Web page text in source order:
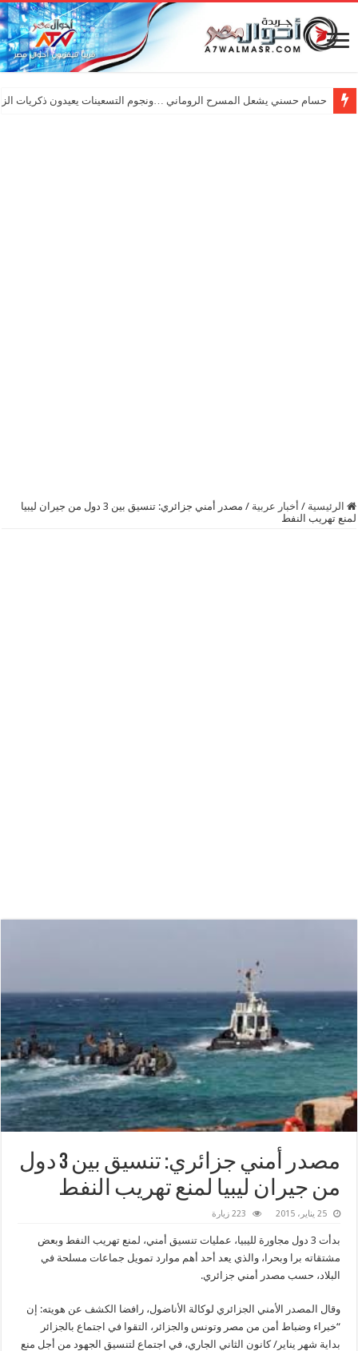
حسام حسني يشعل المسرح الروماني …ونجوم التسعينات يعيدون ذكريات
الرئيسية / أخبار عربية /
مصدر أمني جزائري: تنسيق بين 3 دول من جيران ليبيا
لمنع تهريب النفط
مصدر أمني جزائري: تنسيق بين 3 دول
من جيران ليبيا لمنع تهريب النفط
25 يناير، 2015 223 زيارة
بدأت 3 دول مجاورة لليبيا، عمليات تنسيق أمني، لمنع تهريب النفط وبعض
مشتقاته برا وبحرا، والذي يعد أحد أهم موارد تمويل جماعات مسلحة في
البلاد، حسب مصدر أمني جزائري.
وقال المصدر الأمني الجزائري لوكالة الأناضول، رافضا الكشف عن هويته: إن
“خبراء وضباط أمن من مصر وتونس والجزائر، التقوا في اجتماع بالجزائر
بداية شهر يناير/ كانون الثاني الجاري، في اجتماع لتنسيق الجهود من أجل منع